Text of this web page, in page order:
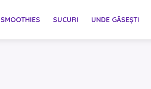
SMOOTHIES SUCURI UNDE GĂSEȘTI